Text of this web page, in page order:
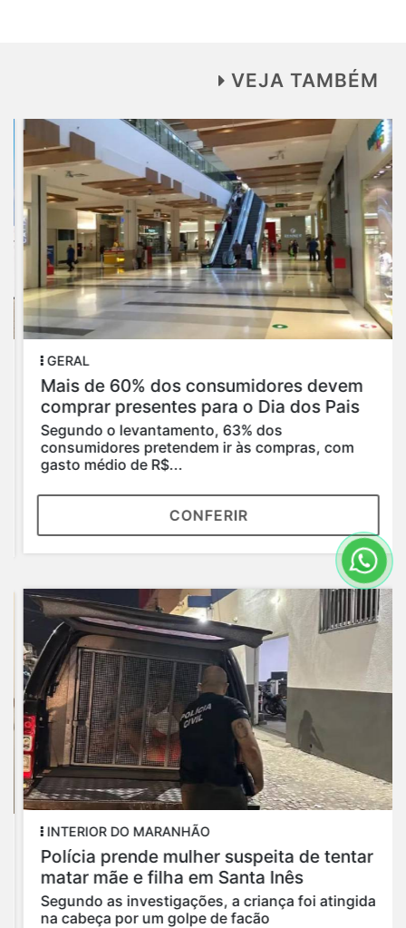
VEJA TAMBÉM
GERAL
Mais de 60% dos consumidores devem
comprar presentes para o Dia dos Pais
Segundo o levantamento, 63% dos
consumidores pretendem ir às compras, com
gasto médio de R$...
CONFERIR
INTERIOR DO MARANHÃO
Polícia prende mulher suspeita de tentar
matar mãe e filha em Santa Inês
Segundo as investigações, a criança foi atingida
na cabeça por um golpe de facão